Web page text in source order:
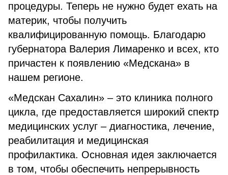
процедуры. Теперь не нужно будет ехать на
материк, чтобы получить
квалифицированную помощь. Благодарю
губернатора Валерия Лимаренко и всех, кто
причастен к появлению «Медскана» в
нашем регионе.
«Медскан Сахалин» – это клиника полного
цикла, где предоставляется широкий спектр
медицинских услуг – диагностика, лечение,
реабилитация и медицинская
профилактика. Основная идея заключается
в том, чтобы обеспечить непрерывность